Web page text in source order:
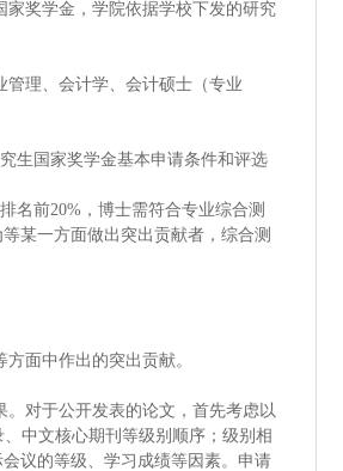
奖学金，学院依据学校下发的研究
理、会计学、会计硕士（专业
生国家奖学金基本申请条件和评选
名前20% ，博士需符合专业综合测
某一方面做出突出贡献者，综合测
面中作出的突出贡献。
对于公开发表的论文，首先考虑以
中文核心期刊等级别顺序；级别相
议的等级、学习成绩等因素。申请